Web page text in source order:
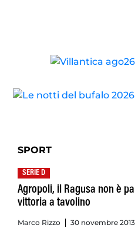
SPORT
SERIE D
Agropoli, il Ragusa non è
vittoria a tavolino
Marco Rizzo 30 novembre 2013